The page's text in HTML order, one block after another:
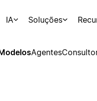
IA Soluções
Agentes